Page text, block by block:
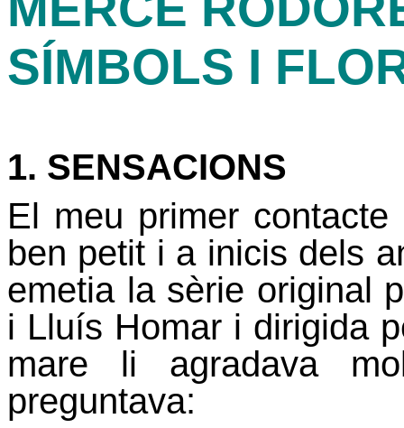
SÍMBOLS I
1. SENSACIONS
El meu primer
ben petit i a inicis dels
emetia la sèrie original
i Lluís Homar i dirigida
mare li agradava
preguntava: